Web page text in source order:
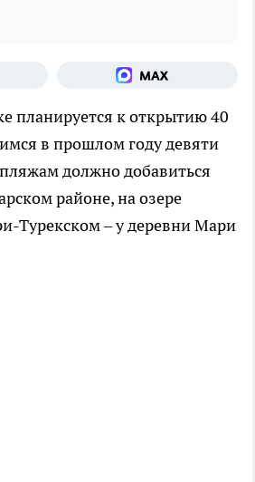
планируется к открытию 40
в прошлом году девяти
должно добавиться
районе, на озере
Турекском – у деревни Мари